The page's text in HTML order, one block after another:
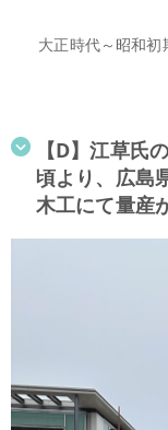
大正時代～昭和
【D】江草氏
頃より、広島
木工にて量産